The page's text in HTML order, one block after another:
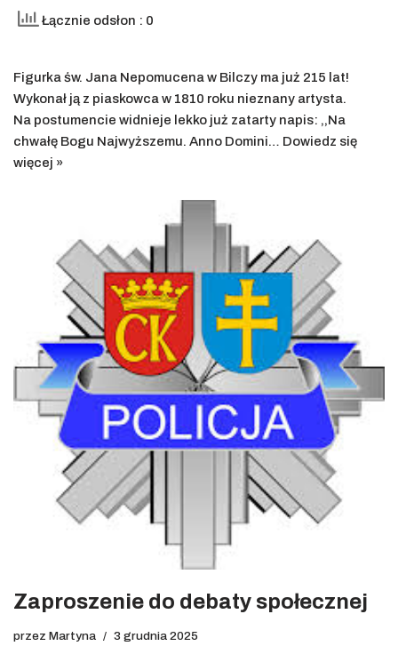
Łącznie odsłon : 0
Figurka św. Jana Nepomucena w Bilczy ma już 215 lat!
Wykonał ją z piaskowca w 1810 roku nieznany artysta.
Na postumencie widnieje lekko już zatarty napis: ,,Na
chwałę Bogu Najwyższemu. Anno Domini… Dowiedz się
więcej »
Zaproszenie do debaty społecznej
przez Martyna 3 grudnia 2025